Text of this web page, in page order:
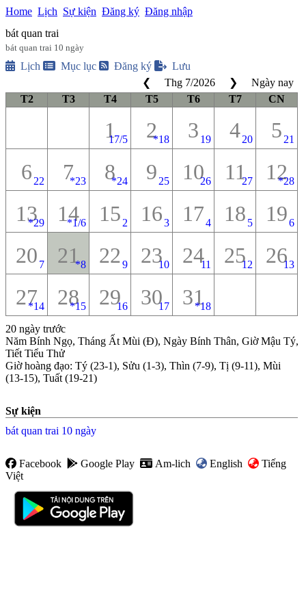
Home Lịch Sự kiện Đăng ký Đăng nhập
bát quan trai
bát quan trai 10 ngày
Lịch Mục lục Đăng ký
Lưu
❮
Thg 7/2026 ❯
Ngày nay
T2
T3 T4 T5 T6 T7 CN
1
17/5 2
*18 3 19 420 5 21
6 22 7*23 8
*24 9 25 1026 1127 12
*28
13
*29 14
*1/6 15 2 163 174 18 5 196
20 7 21
*8 229 2310 2411 2512 2613
27
*14 28
*15 2916 3017 31
*18
20 ngày trước
Năm Bính Ngọ, Tháng Ất Mùi (Đ), Ngày Bính Thân, Giờ Mậu Tý,
Tiết Tiểu Thử
Giờ hoàng đạo: Tý (23-1), Sửu (1-3), Thìn (7-9), Tị (9-11), Mùi
(13-15), Tuất (19-21)
Sự kiện
bát quan trai 10 ngày
Facebook Google Play Am-lich English
Tiếng
Việt